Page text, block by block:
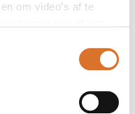
om video’s af te